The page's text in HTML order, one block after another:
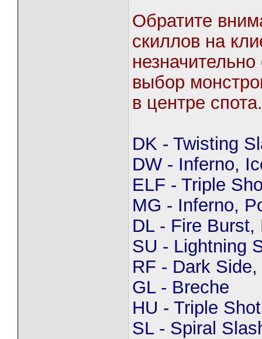
Обратите
скиллов на
выбор
в центре спота.
DK - Twisting
DW - Inferno,
ELF - Triple
MG - Inferno,
DL - Fire Burst,
SU - Lightning
RF - Dark
GL - Breche
HU - Triple
SL - Spiral